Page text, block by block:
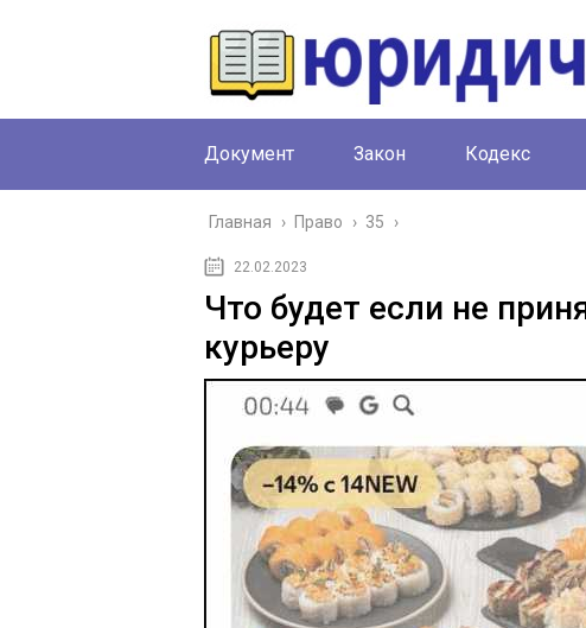
Документ Закон Кодекс
Главная › Право › 35 ›
22.02.2023
Что будет если не
курьеру